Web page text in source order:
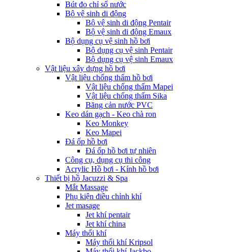
Bút đo chỉ số nước
Bộ vệ sinh di động
Bộ vệ sinh di động Pentair
Bộ vệ sinh di động Emaux
Bộ dụng cụ vệ sinh hồ bơi
Bộ dụng cụ vệ sinh Pentair
Bộ dụng cụ vệ sinh Emaux
Vật liệu xây dựng hồ bơi
Vật liệu chống thấm hồ bơi
Vật liệu chống thấm Mapei
Vật liệu chống thấm Sika
Băng cản nước PVC
Keo dán gạch - Keo chà ron
Keo Monkey
Keo Mapei
Đá ốp hồ bơi
Đá ốp hồ bơi tự nhiên
Công cụ, dụng cụ thi công
Acrylic Hồ bơi - Kính hồ bơi
Thiết bị hồ Jacuzzi & Spa
Mắt Massage
Phụ kiện điều chỉnh khí
Jet masage
Jet khí pentair
Jet khí china
Máy thổi khí
Máy thổi khí Kripsol